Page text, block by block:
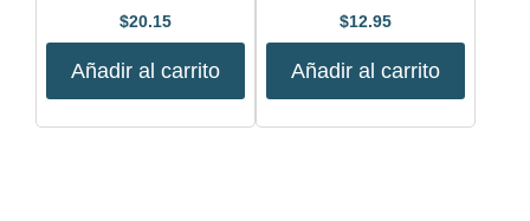
$20.15
Añadir al carrito
$12.95
Añadir al carrito